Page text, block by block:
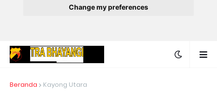
Change my preferences
Beranda Kayong Utara